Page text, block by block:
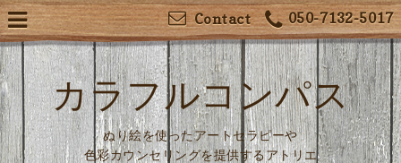
050-7132-5017
Contact
カラフルコンパス
ぬり絵を使ったアートセラピーや
色彩カウンセリングを提供するアトリエ